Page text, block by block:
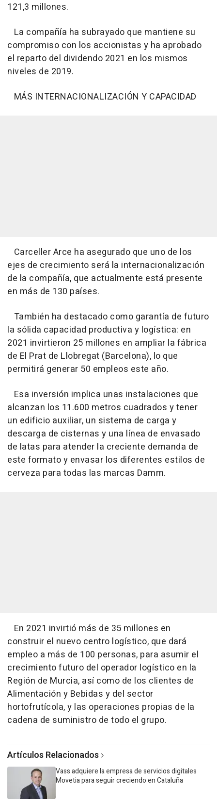
121,3 millones.
La compañía ha subrayado que mantiene su
compromiso con los accionistas y ha aprobado
el reparto del dividendo 2021 en los mismos
niveles de 2019.
MÁS INTERNACIONALIZACIÓN Y CAPACIDAD
Carceller Arce ha asegurado que uno de los
ejes de crecimiento será la internacionalización
de la compañía, que actualmente está presente
en más de 130 países.
También ha destacado como garantía de futuro
la sólida capacidad productiva y logística: en
2021 invirtieron 25 millones en ampliar la fábrica
de El Prat de Llobregat (Barcelona), lo que
permitirá generar 50 empleos este año.
Esa inversión implica unas instalaciones que
alcanzan los 11.600 metros cuadrados y tener
un edificio auxiliar, un sistema de carga y
descarga de cisternas y una línea de envasado
de latas para atender la creciente demanda de
este formato y envasar los diferentes estilos de
cerveza para todas las marcas Damm.
En 2021 invirtió más de 35 millones en
construir el nuevo centro logístico, que dará
empleo a más de 100 personas, para asumir el
crecimiento futuro del operador logístico en la
Región de Murcia, así como de los clientes de
Alimentación y Bebidas y del sector
hortofrutícola, y las operaciones propias de la
cadena de suministro de todo el grupo.
Artículos Relacionados
Vass adquiere la empresa de servicios digitales
Movetia para seguir creciendo en Cataluña